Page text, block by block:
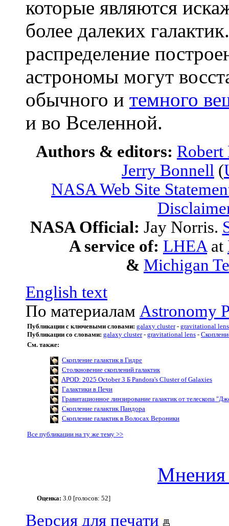
которые являются
более далеких
распределение
астрономы могут
обычного и темного
и во Вселенной.
Authors & editors:
Jerry Bonnell (
NASA Web Site
NASA Official: Jay Norris.
A service of: LHEA at
& Michigan
English text
По материалам Astronomy
Публикации с ключевыми словами: galaxy cluster- gravitational lens
Публикации со словами: galaxy cluster- gravitational lens -
См. также:
Скопление галактик в Гидре
Столкновение скоплений галактик
APOD: 2025 October 3 Б Pandora's Cluster of Galaxies
Галактики в Печи
Гравитационное линзирование галактик от телескопа
Скопление галактик Пандора
Скопление галактик в Волосах Вероники
Все публикации на ту же тему >>
Мнения
Оценка: 3.0 [голосов: 52]
Версия для печати